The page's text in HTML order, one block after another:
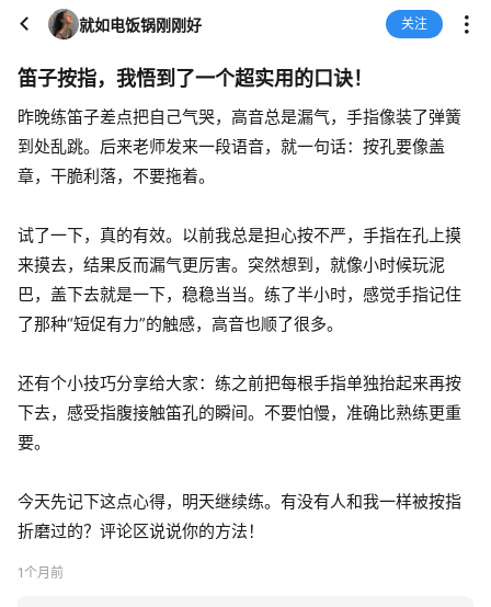
就如电饭锅刚刚好 关注
笛子按指，我悟到了一个超实用的口诀！
昨晚练笛子差点把自己气哭，高音总是漏气，手指像装了弹簧
到处乱跳。后来老师发来一段语音，就一句话：按孔要像盖
章，干脆利落，不要拖着。
试了一下，真的有效。以前我总是担心按不严，手指在孔上摸
来摸去，结果反而漏气更厉害。突然想到，就像小时候玩泥
巴，盖下去就是一下，稳稳当当。练了半小时，感觉手指记住
了那种“短促有力”的触感，高音也顺了很多。
还有个小技巧分享给大家：练之前把每根手指单独抬起来再按
下去，感受指腹接触笛孔的瞬间。不要怕慢，准确比熟练更重
要。
今天先记下这点心得，明天继续练。有没有人和我一样被按指
折磨过的？评论区说说你的方法！
1个月前